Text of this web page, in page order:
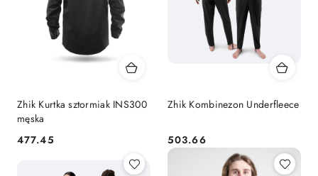
Zhik Kurtka sztormiak INS300
męska
Cena:
477.45
Zhik Kombinezon Underfleece
Cena:
503.66